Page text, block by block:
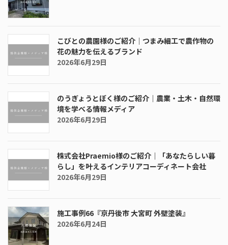
こびとの農園様のご紹介｜つまみ細工で農作物の
花の魅力を伝えるブランド
2026年6月29日
のうぎょうとぼく様のご紹介｜農業・土木・自然環
境を学べる情報メディア
2026年6月29日
株式会社Praemio様のご紹介｜「あなたらしい暮
らし」を叶えるインテリアコーディネート会社
2026年6月29日
施工事例66『京丹後市 大宮町 外壁塗装』
2026年6月24日